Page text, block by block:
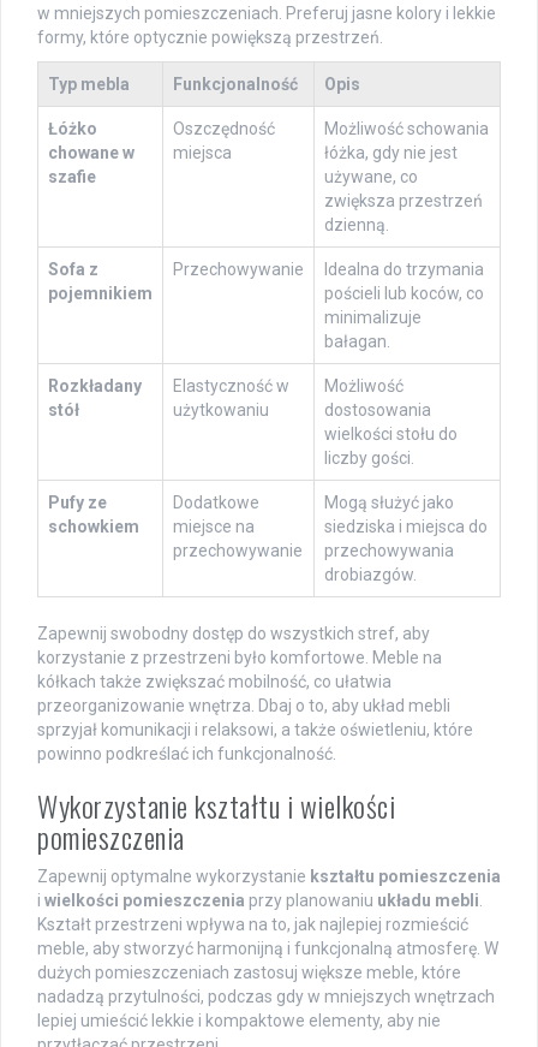
w mniejszych pomieszczeniach. Preferuj jasne kolory i lekkie
formy, które optycznie powiększą przestrzeń.
Typ mebla Funkcjonalność Opis
Łóżko
chowane w
szafie
Oszczędność
miejsca
Możliwość schowania
łóżka, gdy nie jest
używane, co
zwiększa przestrzeń
dzienną.
Sofa z
pojemnikiem
Przechowywanie
Idealna do trzymania
pościeli lub koców, co
minimalizuje
bałagan.
Rozkładany
stół
Elastyczność w
użytkowaniu
Możliwość
dostosowania
wielkości stołu do
liczby gości.
Pufy ze
schowkiem
Dodatkowe
miejsce na
przechowywanie
Mogą służyć jako
siedziska i miejsca do
przechowywania
drobiazgów.
Zapewnij swobodny dostęp do wszystkich stref, aby
korzystanie z przestrzeni było komfortowe. Meble na
kółkach także zwiększać mobilność, co ułatwia
przeorganizowanie wnętrza. Dbaj o to, aby układ mebli
sprzyjał komunikacji i relaksowi, a także oświetleniu, które
powinno podkreślać ich funkcjonalność.
Wykorzystanie kształtu i wielkości
pomieszczenia
Zapewnij optymalne wykorzystanie kształtu pomieszczenia
i wielkości pomieszczenia przy planowaniu układu mebli
Kształt przestrzeni wpływa na to, jak najlepiej rozmieścić
meble, aby stworzyć harmonijną i funkcjonalną atmosferę. W
dużych pomieszczeniach zastosuj większe meble, które
nadadzą przytulności, podczas gdy w mniejszych wnętrzach
lepiej umieścić lekkie i kompaktowe elementy, aby nie